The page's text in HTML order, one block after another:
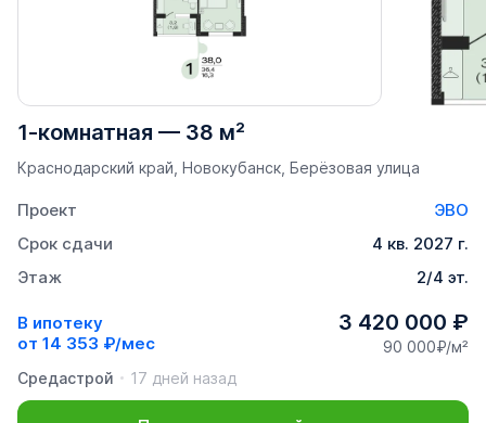
1-комнатная — 38 м²
Краснодарский край, Новокубанск, Берёзовая улица
Проект
ЭВО
Срок сдачи
4 кв. 2027 г.
Этаж
2/4 эт.
В ипотеку
от 14 353 ₽/мес
3 420 000 ₽
90 000₽/м²
Средастрой
17 дней назад